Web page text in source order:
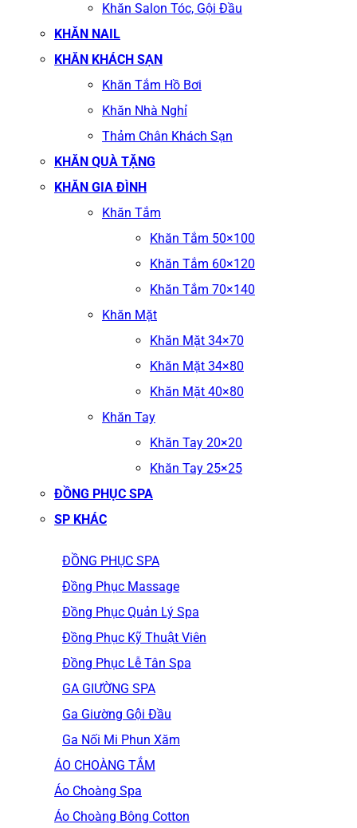
Khăn Salon Tóc, Gội Đầu
KHĂN NAIL
KHĂN KHÁCH SẠN
Khăn Tắm Hồ Bơi
Khăn Nhà Nghỉ
Thảm Chân Khách Sạn
KHĂN QUÀ TẶNG
KHĂN GIA ĐÌNH
Khăn Tắm
Khăn Tắm 50×100
Khăn Tắm 60×120
Khăn Tắm 70×140
Khăn Mặt
Khăn Mặt 34×70
Khăn Mặt 34×80
Khăn Mặt 40×80
Khăn Tay
Khăn Tay 20×20
Khăn Tay 25×25
ĐỒNG PHỤC SPA
SP KHÁC
ĐỒNG PHỤC SPA
Đồng Phục Massage
Đồng Phục Quản Lý Spa
Đồng Phục Kỹ Thuật Viên
Đồng Phục Lễ Tân Spa
GA GIƯỜNG SPA
Ga Giường Gội Đầu
Ga Nối Mi Phun Xăm
ÁO CHOÀNG TẮM
Áo Choàng Spa
Áo Choàng Bông Cotton